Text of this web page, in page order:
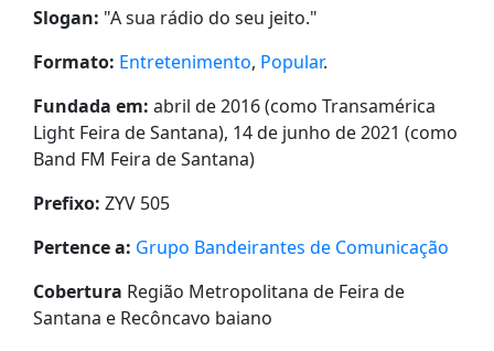
Slogan: "A sua rádio do seu jeito."
Formato: Entretenimento, Popular.
Fundada em: abril de 2016 (como Transamérica
Light Feira de Santana), 14 de junho de 2021 (como
Band FM Feira de Santana)
Prefixo: ZYV 505
Pertence a: Grupo Bandeirantes de Comunicação
Cobertura Região Metropolitana de Feira de
Santana e Recôncavo baiano